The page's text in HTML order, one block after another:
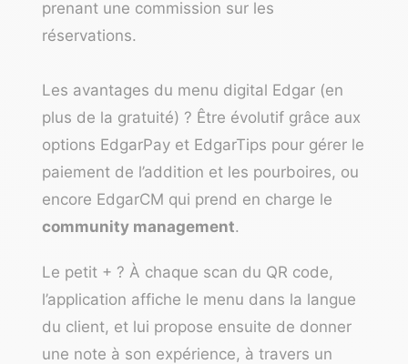
prenant une commission sur les
réservations.
Les avantages du menu digital Edgar (en
plus de la gratuité) ? Être évolutif grâce aux
options EdgarPay et EdgarTips pour gérer le
paiement de l’addition et les pourboires, ou
encore EdgarCM qui prend en charge le
community management.
Le petit + ? À chaque scan du QR code,
l’application affiche le menu dans la langue
du client, et lui propose ensuite de donner
une note à son expérience, à travers un